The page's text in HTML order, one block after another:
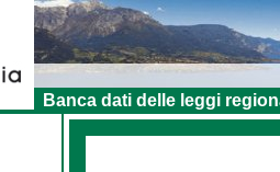
Banca dati delle leggi